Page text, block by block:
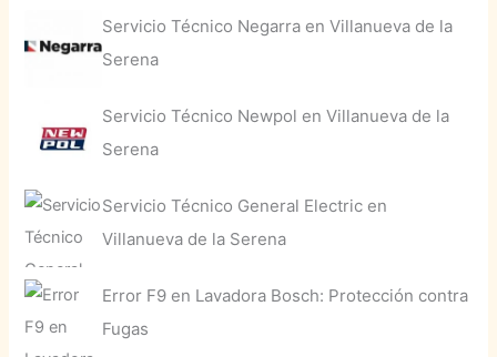
Servicio Técnico Negarra en Villanueva de la
Serena
Servicio Técnico Newpol en Villanueva de la
Serena
Servicio Técnico General Electric en
Villanueva de la Serena
Error F9 en Lavadora Bosch: Protección contra
Fugas